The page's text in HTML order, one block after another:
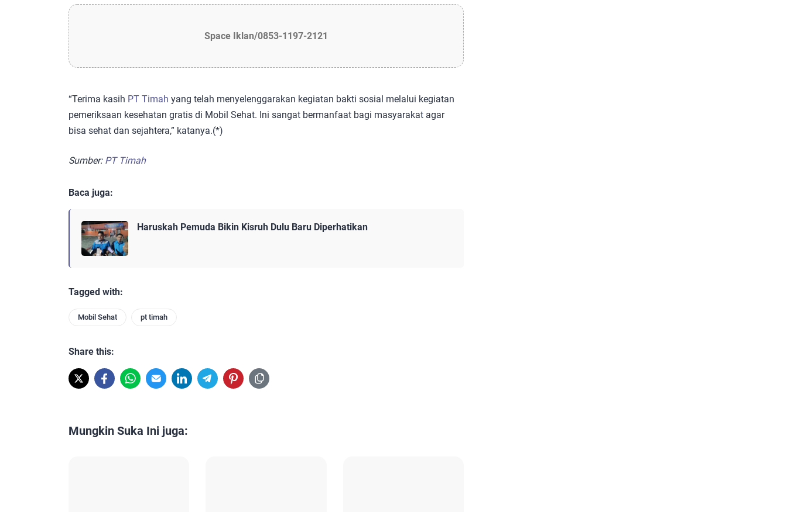
Space Iklan/0853-1197-2121
“Terima kasih PT Timah yang telah menyelenggarakan kegiatan bakti sosial melalui kegiatan
pemeriksaan kesehatan gratis di Mobil Sehat. Ini sangat bermanfaat bagi masyarakat agar
bisa sehat dan sejahtera,” katanya.(*)
Sumber: PT Timah
Baca juga:
Haruskah Pemuda Bikin Kisruh Dulu Baru Diperhatikan
Tagged with:
Mobil Sehat pt timah
Share this:
Mungkin Suka Ini juga: